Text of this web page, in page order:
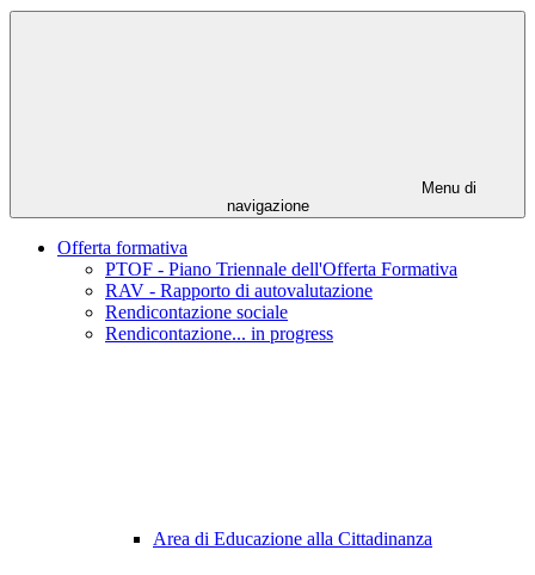
Menu di
navigazione
Offerta formativa
PTOF - Piano Triennale dell'Offerta Formativa
RAV - Rapporto di autovalutazione
Rendicontazione sociale
Rendicontazione... in progress
Area di Educazione alla Cittadinanza